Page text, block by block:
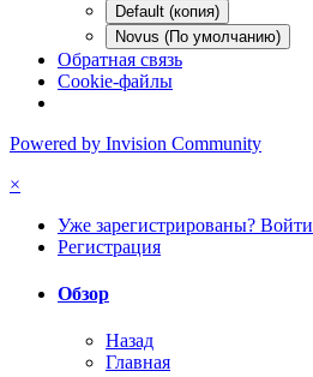
Default (копия)
Novus (По умолчанию)
Обратная связь
Cookie-файлы
Powered by Invision Community
×
Уже зарегистрированы? Войти
Регистрация
Обзор
Назад
Главная